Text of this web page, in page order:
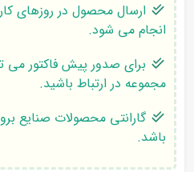
ارسال محصول در روزهای
انجام می شود.
برای صدور پیش فاکتور می
مجموعه در ارتباط باشید.
باشد.